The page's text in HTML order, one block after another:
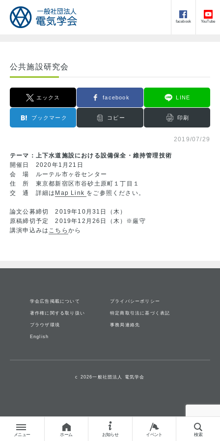
facebook YouTube
メニュー ホーム お知らせ イベント 検索
公共施設研究会
エックス facebook LINE
ブックマーク コピー 印刷
2019/07/29
テーマ：上下水道施設における設備保全・維持管理技術
開催日 2020年1月21日
会 場 ルーテル市ヶ谷センター
住 所 東京都新宿区市谷砂土原町１丁目１
交 通 詳細は Map Link をご参照ください。
論文公募締切 2019年10月31日（木）
原稿締切予定 2019年12月26日（木）※厳守
講演申込みは こちら から
学会広告掲載について プライバシーポリシー
著作権に関する取り扱い 特定商取引法に基づく表記
ブラウザ環境 事務局連絡先
English
c 2026一般社団法人 電気学会